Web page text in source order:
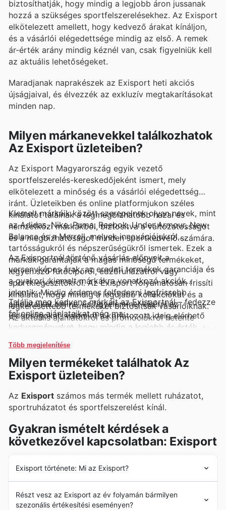
biztosíthatják, hogy mindig a legjobb áron jussanak
hozzá a szükséges sportfelszerelésekhez. Az Exisport
elkötelezett amellett, hogy kedvező árakat kínáljon,
és a vásárlói elégedettsége mindig az első. A remek
ár-érték arány mindig kéznél van, csak figyelniük kell
az aktuális lehetőségeket.
Maradjanak naprakészek az Exisport heti akciós
újságjaival, és élvezzék az exkluzív megtakarításokat
minden nap.
Milyen márkanevekkel találkozhatok
Az Exisport üzleteiben?
Az Exisport Magyarország egyik vezető
sportfelszerelés-kereskedőjeként ismert, mely
elkötelezett a minőség és a vásárlói elégedettség
iránt. Üzleteikben és online platformjukon széles
kínálatot találnak a legmegbízhatóbb hazai és
nemzetközi márkákból, biztosítva a változatosságot
és a megbízhatóságot minden sportkedvelő számára.
Kiemelt márkáik között szerepelnek olyan nevek, mint
az Adidas, Nike, Puma, Reebok, Under Armour, New
Balance és a Merrell, melyek innovációjukról,
tartósságukról és népszerűségükről ismertek. Ezek a
márkák garantálják a magas minőségű termékeket,
legyen szó futócipőről, edzőruházatról vagy
sportkiegészítőkről. Az Exisport folyamatosan frissíti
kínálatát, hogy mindig a legújabb kollekciókat és a
legkeresettebb termékeket biztosítsák vásárlóiknak.
Az aktuális ajánlatokról és promóciókról hetente
megjelenő szórólapjaikon, online katalógusaikban és a
weboldalukon is tájékozódhatnak.
Az Exisportnál történő vásárlás előnyeit a
versenyképes árak, az eredeti termékek garanciája és
a gyakori, kiemelt márkákra vonatkozó akciók
jelentik. Mindig érdemes felfedezni legfrissebb
ajánlataikat online, és figyelemmel kísérni az
újdonságokat, valamint a korlátozott ideig elérhető
kedvezményeket, hogy mindig a legjobb ár-érték
sportfelszereléseiket.
Találja meg kedvenc márkáit az Exisportnál – fedezze
fel online ajánlataikat még ma.
Több megjelenítése
Milyen termékeket találhatok Az
Exisport üzleteiben?
Az Exisport számos más termék mellett ruházatot,
sportruházatot és sportfelszerelést kínál.
Gyakran ismételt kérdések a
következővel kapcsolatban: Exisport
Exisport története: Mi az Exisport?
vállalat több mint 21 éves tapasztalattal rendelkezik.
Részt vesz az Exisport az év folyamán bármilyen
szezonális értékesítési eseményen?